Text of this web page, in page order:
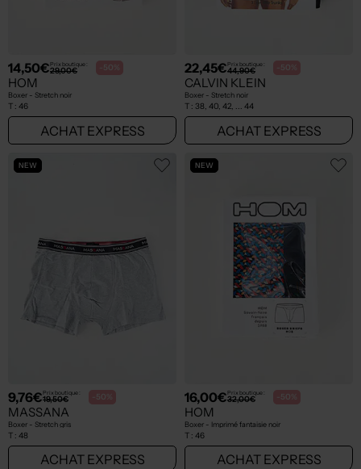
14,50€Prix boutique :
29,00€ -50%
HOM
Boxer - Stretch noir
T : 46
ACHAT EXPRESS
22,45€Prix boutique :
44,90€ -50%
CALVIN KLEIN
Boxer - Stretch noir
T : 38, 40, 42, ... 44
ACHAT EXPRESS
NEW
9,76€Prix boutique :
19,50€ -50%
MASSANA
Boxer - Stretch gris
T : 48
ACHAT EXPRESS
NEW
16,00€Prix boutique :
32,00€ -50%
HOM
Boxer - Imprimé fantaisie noir
T : 46
ACHAT EXPRESS